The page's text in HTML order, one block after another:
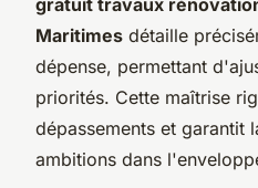
Maritimes détaille
dépense, permettant
priorités. Cette maîtrise
dépassements et garantit
ambitions dans